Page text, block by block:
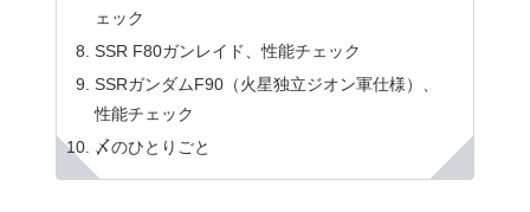
ェック
SSR F80ガンレイド、性能チェック
SSRガンダムF90（火星独立ジオン軍仕様）、
性能チェック
〆のひとりごと